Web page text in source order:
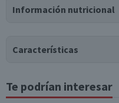
Información nutricional
Tabla nutricional
Energía (kCal)
Características
Tipo de Producto
Te podrían interesar